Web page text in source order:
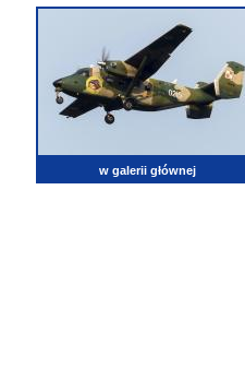
w galerii głównej